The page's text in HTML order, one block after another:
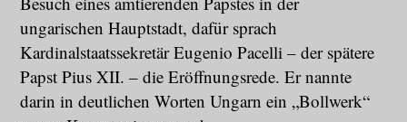
ungarischen Hauptstadt, dafür sprach
Kardinalstaatssekretär Eugenio Pacelli – der spätere
Papst Pius XII. – die Eröffnungsrede. Er nannte
darin in deutlichen Worten Ungarn ein „Bollwerk“